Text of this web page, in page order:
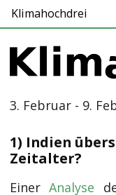
Klimahochdrei
3. Februar - 9.
1) Indien
Zeitalter?
EinerAnalyse